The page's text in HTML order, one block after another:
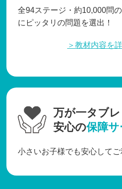
全94ステージ・約10,000問
にピッタリの問題を選出！
＞教材内容を
万が一タブ
安心の保障サ
小さいお子様でも安心してご